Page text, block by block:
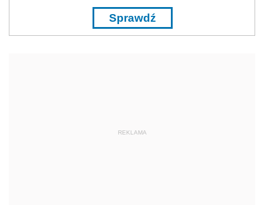
Sprawdź
REKLAMA